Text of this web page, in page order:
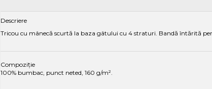
Descriere
Tricou cu mânecă scurtă la baza gâtului cu 4 straturi. Bandă întărită
Compoziție
100% bumbac, punct neted, 160 g/m².